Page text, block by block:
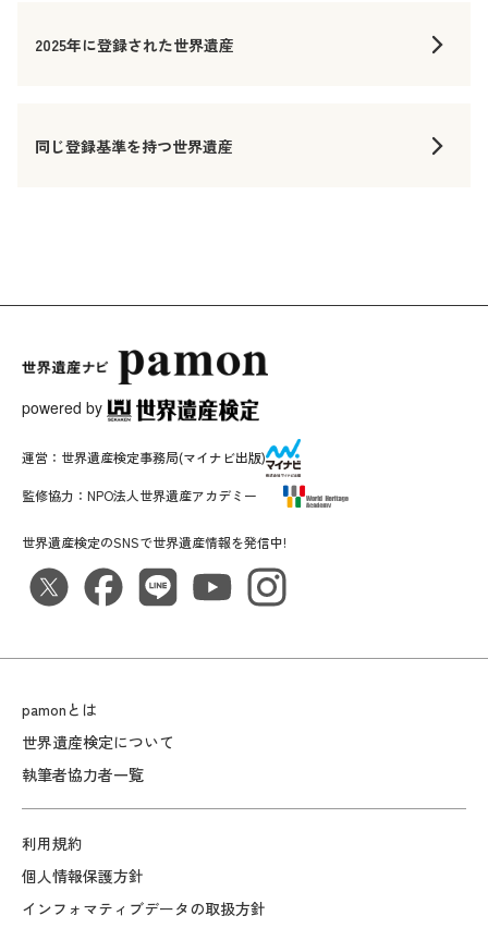
2025年に登録された世界遺産
同じ登録基準を持つ世界遺産
powered by
pamonとは
世界遺産検定について
執筆者協力者一覧
利用規約
個人情報保護方針
インフォマティブデータの取扱方針
世界遺産検定のSNSで世界遺産情報を発信中!
運営： 世界遺産検定事務局(マイナビ出版)
監修協力： NPO法人世界遺産アカデミー